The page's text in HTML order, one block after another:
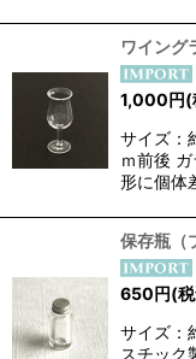
ワイング
1,000円(
サイズ
ｍ前後
形に個体
保存瓶（
650円(
サイズ
スチック